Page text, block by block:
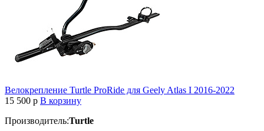
Велокрепление Turtle ProRide для Geely Atlas I 2016-2022
15 500 p В корзину
Производитель:Turtle